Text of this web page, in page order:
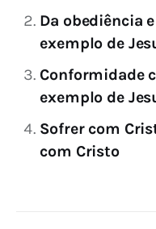
Da obediência
exemplo de
Conformidade
exemplo de
Sofrer com
com Cristo